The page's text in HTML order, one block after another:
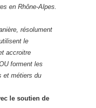
en Rhône-Alpes.
résolument
le
accroitre
forment les
et métiers du
le soutien de